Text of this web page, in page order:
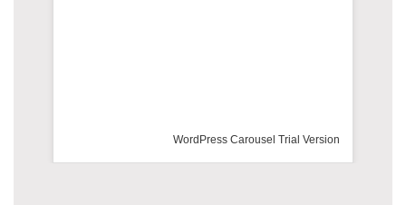
WordPress Carousel Trial Version